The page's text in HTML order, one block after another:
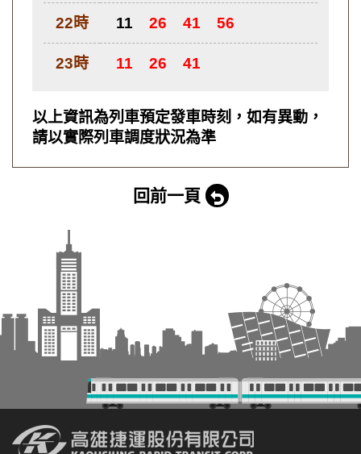
22時 11 26 41 56
23時 11 26 41
以上資訊為列車預定發車時刻，如有異動，
請以實際列車調度狀況為準
回前一頁